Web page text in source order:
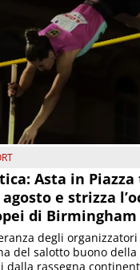
Asta in
e strizza
di Birmingham
degli
del salotto buono
dalla rassegna